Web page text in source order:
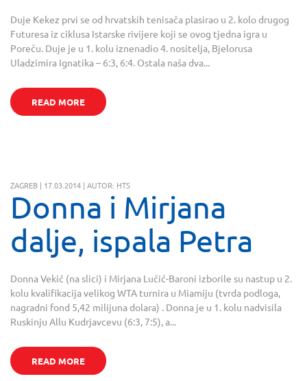
Duje Kekez prvi se od hrvatskih tenisača plasirao u 2. kolo drugog
Futuresa iz ciklusa Istarske rivijere koji se ovog tjedna igra u
Poreču. Duje je u 1. kolu iznenadio 4. nositelja, Bjelorusa
Uladzimira Ignatika – 6:3, 6:4. Ostala naša dva...
READ MORE
ZAGREB | 17.03.2014 | AUTOR: HTS
Donna i Mirjana
dalje, ispala Petra
Donna Vekić (na slici) i Mirjana Lučić-Baroni izborile su nastup u 2.
kolu kvalifikacija velikog WTA turnira u Miamiju (tvrda podloga,
nagradni fond 5,42 milijuna dolara) . Donna je u 1. kolu nadvisila
Ruskinju Allu Kudrjavcevu (6:3, 7:5), a...
READ MORE